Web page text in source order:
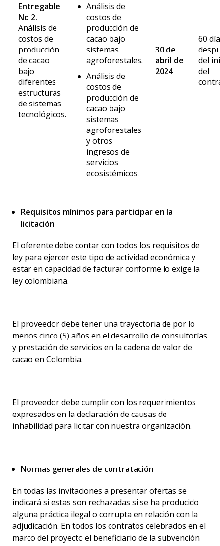
Entregable
No 2.
Análisis de
costos de
producción
de cacao
bajo
diferentes
estructuras
de sistemas
tecnológicos.
Análisis de
costos de
producción de
cacao bajo
sistemas
agroforestales.
Análisis de
costos de
producción de
cacao bajo
sistemas
agroforestales
y otros
ingresos de
servicios
ecosistémicos.
30 de
abril de
2024
60
del
del
Requisitos mínimos para participar en la
licitación
El oferente debe contar con todos los requisitos de
ley para ejercer este tipo de actividad económica y
estar en capacidad de facturar conforme lo exige la
ley colombiana.
El proveedor debe tener una trayectoria de por lo
menos cinco (5) años en el desarrollo de consultorías
y prestación de servicios en la cadena de valor de
cacao en Colombia.
El proveedor debe cumplir con los requerimientos
expresados en la declaración de causas de
inhabilidad para licitar con nuestra organización.
Normas generales de contratación
En todas las invitaciones a presentar ofertas se
indicará si estas son rechazadas si se ha producido
alguna práctica ilegal o corrupta en relación con la
adjudicación. En todos los contratos celebrados en el
marco del proyecto el beneficiario de la subvención